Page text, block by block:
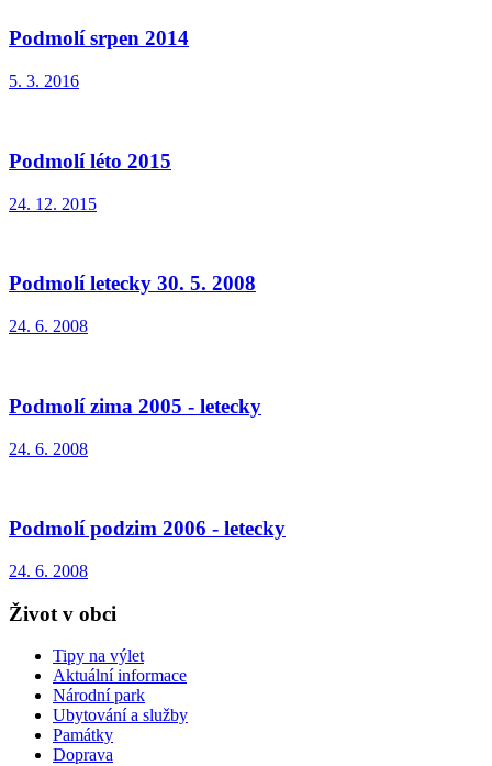
Podmolí srpen 2014
5. 3. 2016
Podmolí léto 2015
24. 12. 2015
Podmolí letecky 30. 5. 2008
24. 6. 2008
Podmolí zima 2005 - letecky
24. 6. 2008
Podmolí podzim 2006 - letecky
24. 6. 2008
Život v obci
Tipy na výlet
Aktuální informace
Národní park
Ubytování a služby
Památky
Doprava